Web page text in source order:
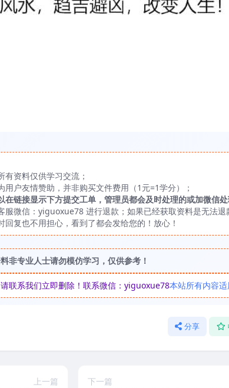
有资料仅供学习交流；
用户友情赞助，并非购买文件费用（1元=1学分）；
链接显示下方提交工单，管理员都会及时处理的或加微信处
服微信：yiguoxue78 进行退款；如果已经获取资料是无法退
回复也不用担心，看到了都会发给您的！放心！
非专业人士请勿模仿学习，仅供参考！
联系我们立即删除！联系微信：yiguoxue78本站所有内容
分享
上一篇 下一篇